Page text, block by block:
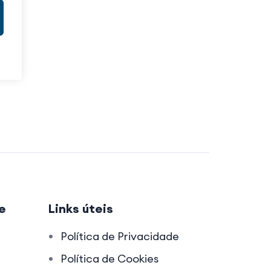
Links úteis
Política de Privacidade
Política de Cookies